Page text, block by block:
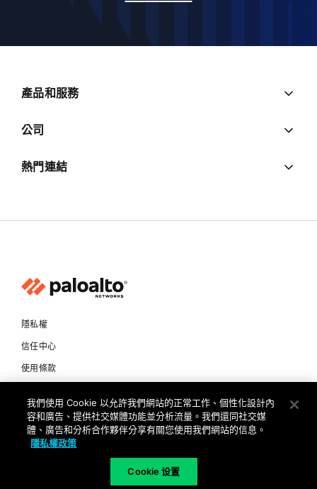
產品和服務
公司
熱門連結
隱私權
信任中心
使用條款
Copyright © 2026 Palo Alto Networks. All Rights Reserved
我們使用 Cookie 以允許我們網站的正常工作、個性化設計內
容和廣告、提供社交媒體功能並分析流量。我們還同社交媒
體、廣告和分析合作夥伴分享有關您使用我們網站的信息。
隱私權政策
Cookie 设置